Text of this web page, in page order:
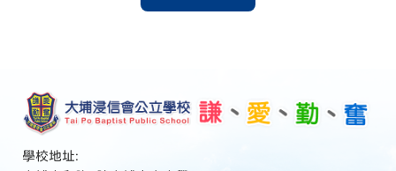
學校地址: